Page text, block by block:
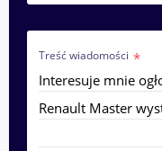
Treść wiadomości